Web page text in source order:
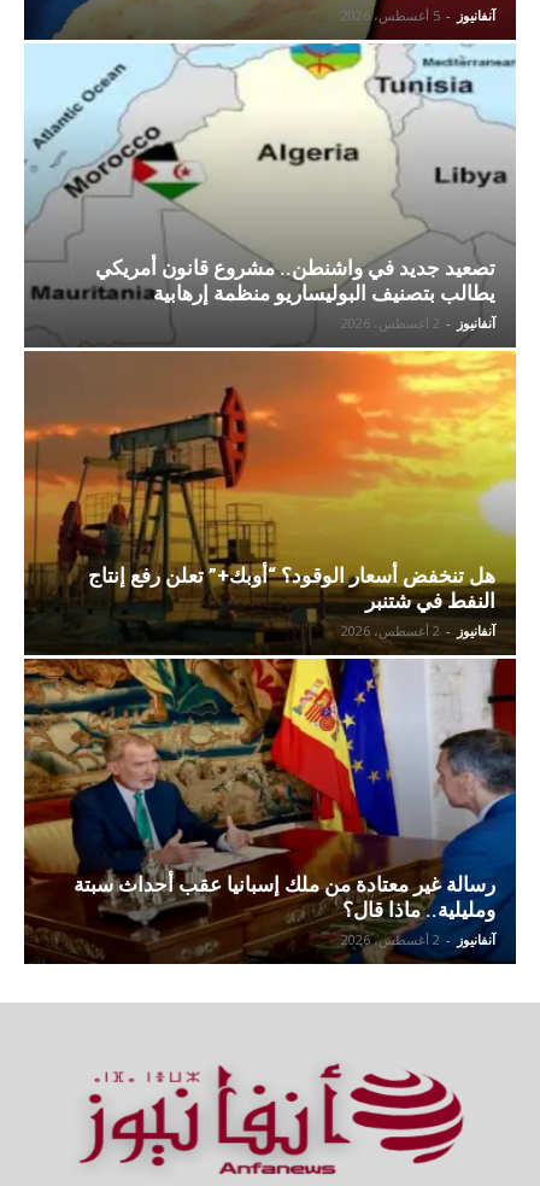
آنفانيوز - 5 أغسطس، 2026
تصعيد جديد في واشنطن.. مشروع قانون أمريكي
يطالب بتصنيف البوليساريو منظمة إرهابية
آنفانيوز - 2 أغسطس، 2026
هل تنخفض أسعار الوقود؟ “أوبك+” تعلن رفع إنتاج
النفط في شتنبر
آنفانيوز - 2 أغسطس، 2026
رسالة غير معتادة من ملك إسبانيا عقب أحداث سبتة
ومليلية.. ماذا قال؟
آنفانيوز - 2 أغسطس، 2026